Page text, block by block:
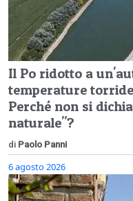
Il Po ridotto a
temperature
Perché non si
naturale"?
di Paolo Panni
6 agosto 2026